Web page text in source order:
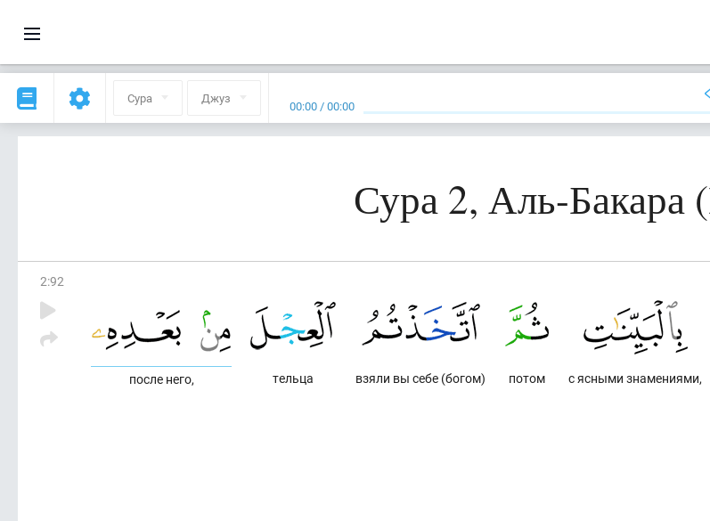
Сура Джуз 00:00 /00:00
Сура 2, Аль-Бакара
2:92
с ясными знамениями,
потом
взяли вы себе (богом)
тельца
после него,